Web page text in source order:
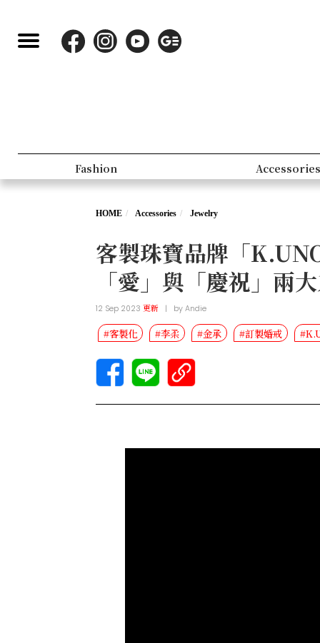
Fashion Accessories
HOME Accessories Jewelry
客製珠寶品牌「
「愛」與「慶祝」兩
12 Sep 2023更新 | byAndie
#客製化 #李柔 #金承 #訂製婚戒